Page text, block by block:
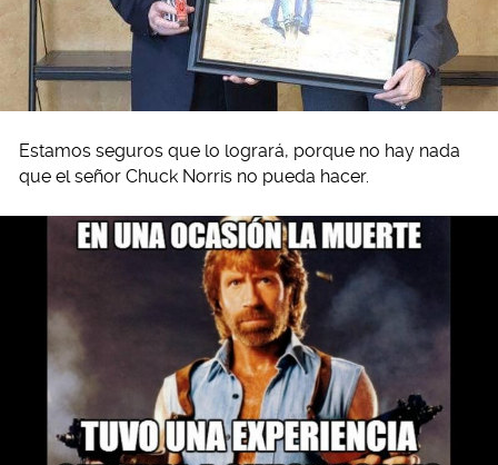
Estamos seguros que lo logrará, porque no hay nada
que el señor Chuck Norris no pueda hacer.